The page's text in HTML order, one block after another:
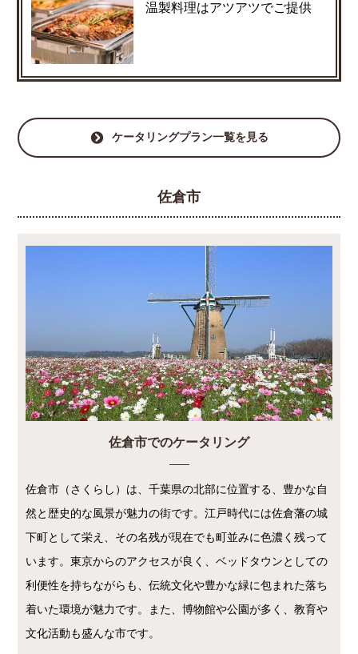
温製料理はアツアツでご提供
ケータリングプラン一覧を見る
佐倉市
佐倉市でのケータリング
佐倉市（さくらし）は、千葉県の北部に位置する、豊かな自
然と歴史的な風景が魅力の街です。江戸時代には佐倉藩の城
下町として栄え、その名残が現在でも町並みに色濃く残って
います。東京からのアクセスが良く、ベッドタウンとしての
利便性を持ちながらも、伝統文化や豊かな緑に包まれた落ち
着いた環境が魅力です。また、博物館や公園が多く、教育や
文化活動も盛んな市です。